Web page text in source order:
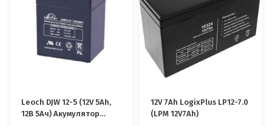
Leoch DJW 12-5 (12V 5Ah,
12В 5Ач) Акумулятор
12V 7Ah LogixPlus LP12-7.0
(LPM 12V7Ah)